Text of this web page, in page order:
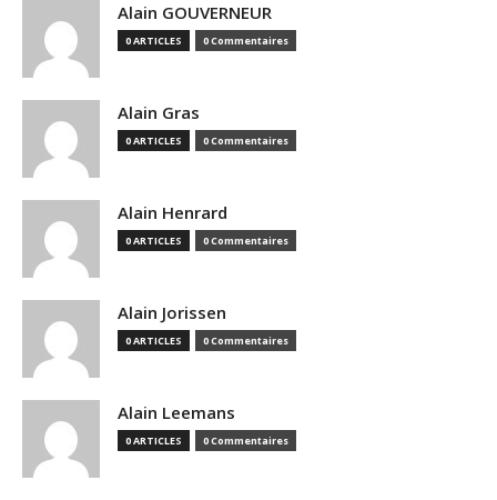
Alain GOUVERNEUR
0 ARTICLES 0 Commentaires
Alain Gras
0 ARTICLES 0 Commentaires
Alain Henrard
0 ARTICLES 0 Commentaires
Alain Jorissen
0 ARTICLES 0 Commentaires
Alain Leemans
0 ARTICLES 0 Commentaires